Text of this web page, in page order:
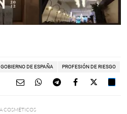
GOBIERNO DE ESPAÑA PROFESIÓN DE RIESGO